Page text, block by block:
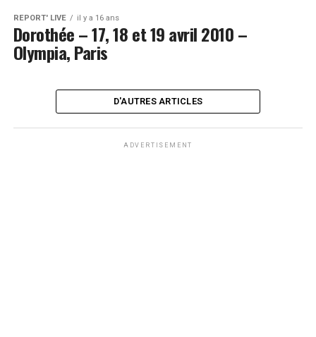
REPORT' LIVE il y a 16 ans
Dorothée – 17, 18 et 19 avril 2010 –
Olympia, Paris
D'AUTRES ARTICLES
ADVERTISEMENT